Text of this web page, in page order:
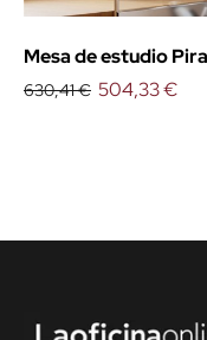
Mesa de estudio
de Emobok
630,41 € 504,33 €